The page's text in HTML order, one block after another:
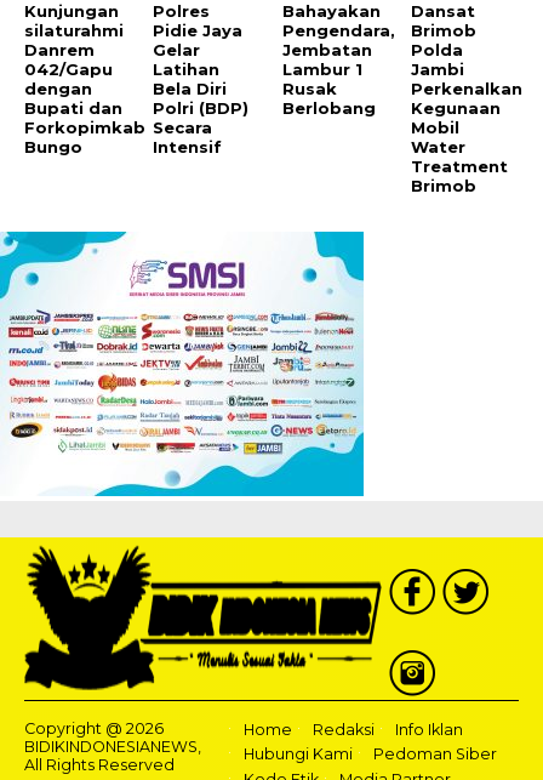
Kunjungan
silaturahmi
Danrem
042/Gapu
dengan
Bupati dan
Forkopimkab
Bungo
Polres
Pidie Jaya
Gelar
Latihan
Bela Diri
Polri (BDP)
Secara
Intensif
Bahayakan
Pengendara,
Jembatan
Lambur 1
Rusak
Berlobang
Dansat
Brimob
Polda
Jambi
Perkenalkan
Kegunaan
Mobil
Water
Treatment
Brimob
Copyright @ 2026
BIDIKINDONESIANEWS,
All Rights Reserved
Home Redaksi
Info Iklan
Hubungi Kami
Pedoman Siber